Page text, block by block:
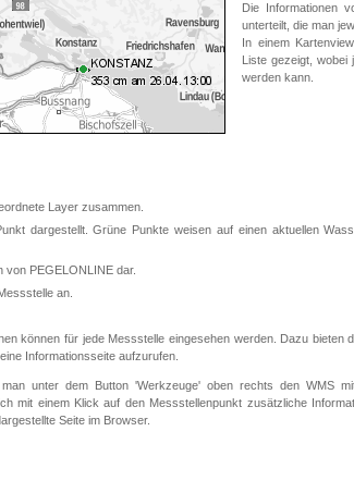
Die Informationen
unterteilt, die man
In einem
Liste gezeigt,
werden kann.
Layer zusammen.
dargestellt. Grüne Punkte weisen auf einen aktuellen
von PEGELONLINE dar.
an.
können für jede Messstelle eingesehen werden. Dazu bieten
Informationsseite aufzurufen.
unter dem Button 'Werkzeuge' oben rechts den WMS
mit einem Klick auf den Messstellenpunkt zusätzliche
Seite im Browser.